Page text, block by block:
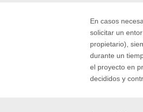
En casos
solicitar un
propietario),
durante un
el proyecto en
decididos y